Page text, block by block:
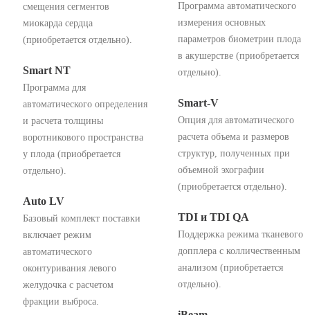
смещения сегментов
миокарда сердца
(приобретается отдельно).
Smart NT
Программа для
автоматического определения
и расчета толщины
воротникового пространства
у плода (приобретается
отдельно).
Auto LV
Базовый комплект поставки
включает режим
автоматического
оконтуривания левого
желудочка с расчетом
фракции выброса.
Программа автоматического
измерения основных
параметров биометрии плода
в акушерстве (приобретается
отдельно).
Smart-V
Опция для автоматического
расчета объема и размеров
структур, полученных при
объемной эхографии
(приобретается отдельно).
TDI и TDI QA
Поддержка режима тканевого
допплера с колличественным
анализом (приобретается
отдельно).